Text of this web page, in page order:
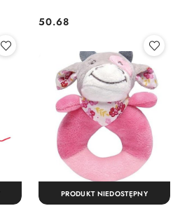
Cena:
50.68
PRODUKT NIEDOSTĘPNY